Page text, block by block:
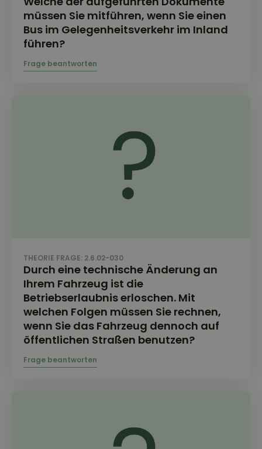
müssen Sie mitführen, wenn Sie einen
Bus im Gelegenheitsverkehr im Inland
führen?
THEORIE FRAGE: 2.6.02-030
Durch eine technische Änderung an
Ihrem Fahrzeug ist die
Betriebserlaubnis erloschen. Mit
welchen Folgen müssen Sie rechnen,
wenn Sie das Fahrzeug dennoch auf
öffentlichen Straßen benutzen?